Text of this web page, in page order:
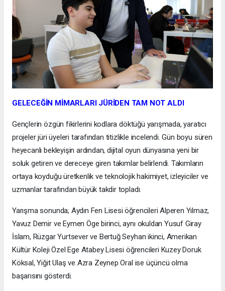
GELECEĞİN MİMARLARI JÜRİDEN TAM NOT ALDI
Gençlerin özgün fikirlerini kodlara döktüğü yarışmada, yaratıcı
projeler jüri üyeleri tarafından titizlikle incelendi. Gün boyu süren
heyecanlı bekleyişin ardından, dijital oyun dünyasına yeni bir
soluk getiren ve dereceye giren takımlar belirlendi. Takımların
ortaya koyduğu üretkenlik ve teknolojik hakimiyet, izleyiciler ve
uzmanlar tarafından büyük takdir topladı.
Yarışma sonunda; Aydın Fen Lisesi öğrencileri Alperen Yılmaz,
Yavuz Demir ve Eymen Öge birinci, aynı okuldan Yusuf Giray
İslam, Rüzgar Yurtsever ve Bertuğ Seyhan ikinci, Amerikan
Kültür Koleji Özel Ege Atabey Lisesi öğrencileri Kuzey Doruk
Köksal, Yiğit Ulaş ve Azra Zeynep Oral ise üçüncü olma
başarısını gösterdi.